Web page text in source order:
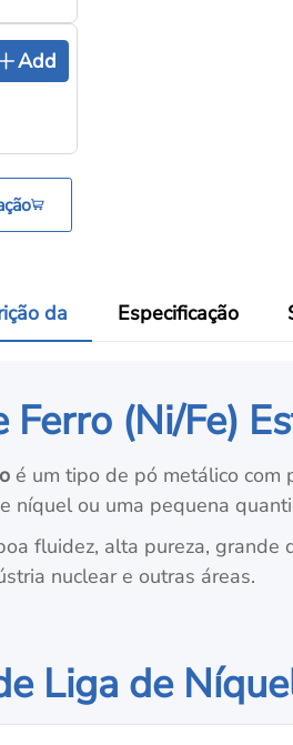
Add
da Especificação
(Ni/Fe)
é um tipo de pó metálico com
níquel ou uma pequena
fluidez, alta pureza,
nuclear e outras áreas.
Liga de